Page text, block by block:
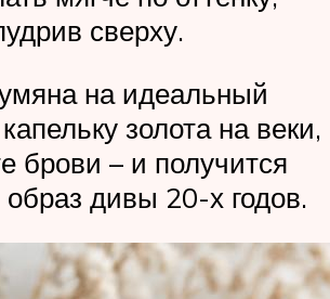
сверху.
на идеальный
золота на веки,
брови – и получится
дивы 20-х годов.